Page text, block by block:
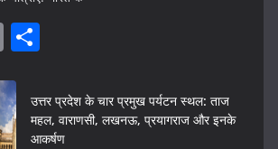
E
ai
l
ar
e
उत्तर प्रदेश के चार प्रमुख पर्यटन स्थल: ताज
महल, वाराणसी, लखनऊ, प्रयागराज और इनके
आकर्षण